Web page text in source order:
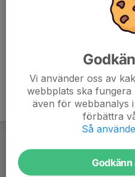
Vi använder oss av
webbplats ska
även för webbanalys
förbättra
Så
Godkänn